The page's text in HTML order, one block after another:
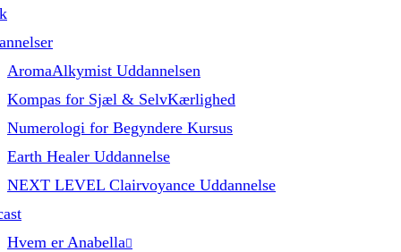
AromaAlkymist Uddannelsen
Kompas for Sjæl & SelvKærlighed
Numerologi for Begyndere Kursus
Earth Healer Uddannelse
NEXT LEVEL Clairvoyance Uddannelse
Hvem er Anabella